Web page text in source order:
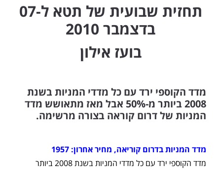
תחזית שבועית של תטא ל-07
בדצמבר 2010
בועז אילון
מדד הקוספי ירד עם כל מדדי המניות בשנת
2008 ביותר מ-50% אבל מאז מתאושש מדד
המניות של דרום קוראה בצורה מרשימה.
מדד המניות בדרום קוריאה, מחיר אחרון: 1957
מדד הקוספי ירד עם כל מדדי המניות בשנת 2008 ביותר